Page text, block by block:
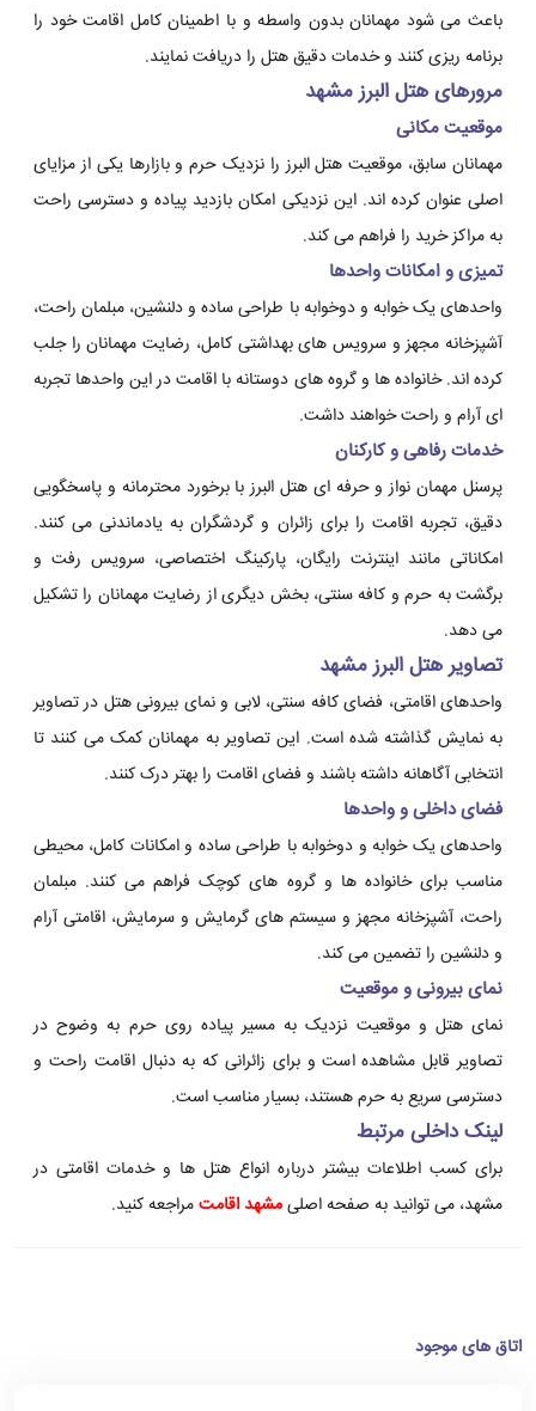
باعث می شود مهمانان بدون واسطه و با اطمینان کامل اقامت خود را
برنامه ریزی کنند و خدمات دقیق هتل را دریافت نمایند.
مرورهای هتل البرز مشهد
موقعیت مکانی
مهمانان سابق، موقعیت هتل البرز را نزدیک حرم و بازارها یکی از مزایای
اصلی عنوان کرده اند. این نزدیکی امکان بازدید پیاده و دسترسی راحت
به مراکز خرید را فراهم می کند.
تمیزی و امکانات واحدها
واحدهای یک خوابه و دوخوابه با طراحی ساده و دلنشین، مبلمان راحت،
آشپزخانه مجهز و سرویس های بهداشتی کامل، رضایت مهمانان را جلب
کرده اند. خانواده ها و گروه های دوستانه با اقامت در این واحدها تجربه
ای آرام و راحت خواهند داشت.
خدمات رفاهی و کارکنان
پرسنل مهمان نواز و حرفه ای هتل البرز با برخورد محترمانه و پاسخگویی
دقیق، تجربه اقامت را برای زائران و گردشگران به یادماندنی می کنند.
امکاناتی مانند اینترنت رایگان، پارکینگ اختصاصی، سرویس رفت و
برگشت به حرم و کافه سنتی، بخش دیگری از رضایت مهمانان را تشکیل
می دهد.
تصاویر هتل البرز مشهد
واحدهای اقامتی، فضای کافه سنتی، لابی و نمای بیرونی هتل در تصاویر
به نمایش گذاشته شده است. این تصاویر به مهمانان کمک می کنند تا
انتخابی آگاهانه داشته باشند و فضای اقامت را بهتر درک کنند.
فضای داخلی و واحدها
واحدهای یک خوابه و دوخوابه با طراحی ساده و امکانات کامل، محیطی
مناسب برای خانواده ها و گروه های کوچک فراهم می کنند. مبلمان
راحت، آشپزخانه مجهز و سیستم های گرمایش و سرمایش، اقامتی آرام
و دلنشین را تضمین می کند.
نمای بیرونی و موقعیت
نمای هتل و موقعیت نزدیک به مسیر پیاده روی حرم به وضوح در
تصاویر قابل مشاهده است و برای زائرانی که به دنبال اقامت راحت و
دسترسی سریع به حرم هستند، بسیار مناسب است.
لینک داخلی مرتبط
برای کسب اطلاعات بیشتر درباره انواع هتل ها و خدمات اقامتی در
مشهد، می توانید به صفحه اصلیمشهد اقامتمراجعه کنید.
اتاق های موجود